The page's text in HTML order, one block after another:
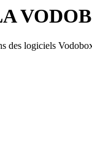
des logiciels